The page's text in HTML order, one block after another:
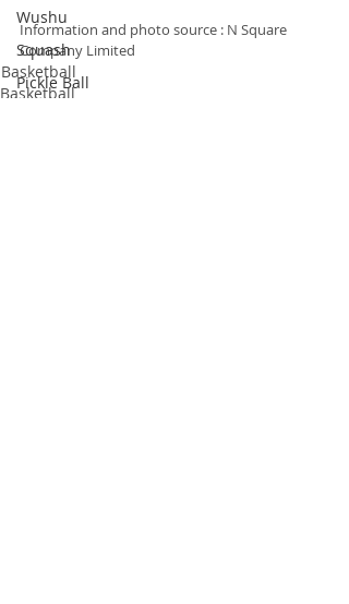
Wushu
Squash
Pickle Ball
Information and photo source : N Square
Company Limited
Basketball
Basketball